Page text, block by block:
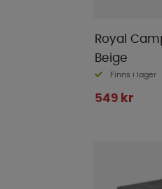
Royal
Beige
Finns i lager
549 kr